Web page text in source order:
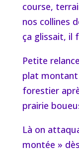
course,
nos collines
ça glissait, il
Petite
plat
forestier
prairie
Là on
montée »